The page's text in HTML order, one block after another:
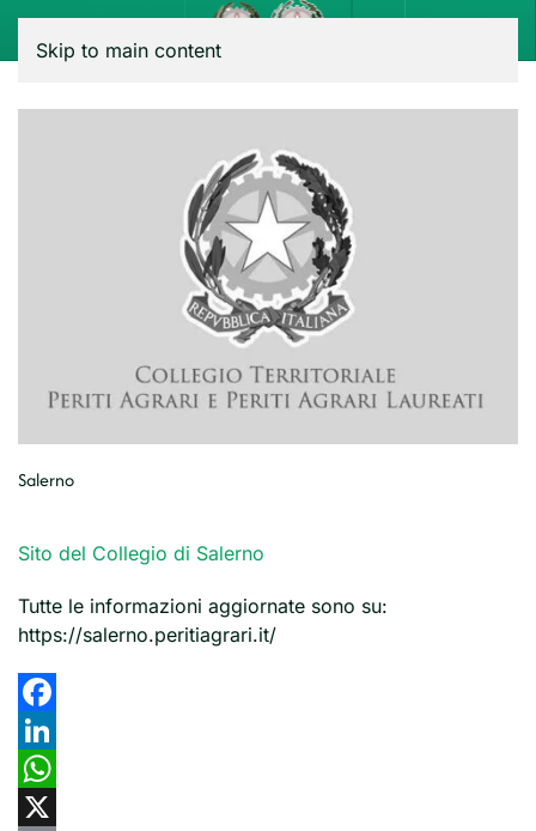
Skip to main content
Salerno
Sito del Collegio di Salerno
Tutte le informazioni aggiornate sono su:
https://salerno.peritiagrari.it/
Facebook
LinkedIn
WhatsApp